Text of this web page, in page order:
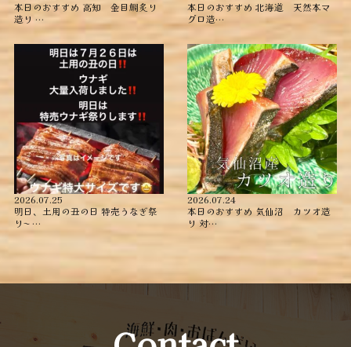
本日のおすすめ ︎高知 金目鯛炙り
造り ︎…
本日のおすすめ ︎北海道 天然本マ
グロ造…
2026.07.25
明日、土用の丑の日 特売うなぎ祭
り〜️️️ …
2026.07.24
本日のおすすめ ︎気仙沼 カツオ造
り ︎対…